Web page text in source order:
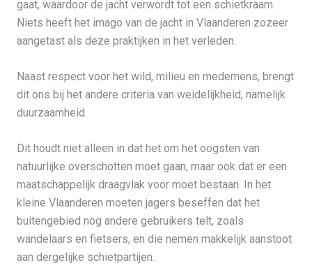
gaat, waardoor de jacht verwordt tot een schietkraam.
Niets heeft het imago van de jacht in Vlaanderen zozeer
aangetast als deze praktijken in het verleden.
Naast respect voor het wild, milieu en medemens, brengt
dit ons bij het andere criteria van weidelijkheid, namelijk
duurzaamheid.
Dit houdt niet alleen in dat het om het oogsten van
natuurlijke overschotten moet gaan, maar ook dat er een
maatschappelijk draagvlak voor moet bestaan. In het
kleine Vlaanderen moeten jagers beseffen dat het
buitengebied nog andere gebruikers telt, zoals
wandelaars en fietsers, en die nemen makkelijk aanstoot
aan dergelijke schietpartijen.